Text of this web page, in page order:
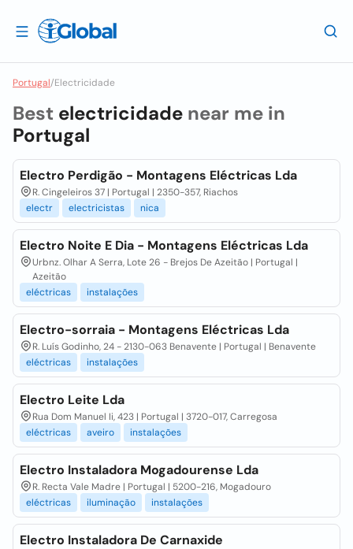
Portugal/Electricidade
Best electricidade near me in
Portugal
Electro Perdigão - Montagens Eléctricas Lda
R. Cingeleiros 37 | Portugal | 2350-357, Riachos
electr
electricistas nica
Electro Noite E Dia - Montagens Eléctricas Lda
Urbnz. Olhar A Serra, Lote 26 - Brejos De Azeitão | Portugal |
Azeitão
eléctricas
instalações
Electro-sorraia - Montagens Eléctricas Lda
R. Luís Godinho, 24 - 2130-063 Benavente | Portugal | Benavente
eléctricas
instalações
Electro Leite Lda
Rua Dom Manuel Ii, 423 | Portugal | 3720-017, Carregosa
eléctricas
aveiro instalações
Electro Instaladora Mogadourense Lda
R. Recta Vale Madre | Portugal | 5200-216, Mogadouro
eléctricas
iluminação instalações
Electro Instaladora De Carnaxide